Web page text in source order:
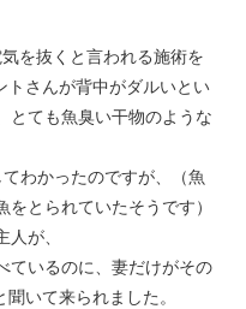
を抜くと言われる施術を
トさんが背中がダルいとい
とても魚臭い干物のような
わかったのですが、（魚
とられていたそうです）
が、
ているのに、妻だけがその
いて来られました。